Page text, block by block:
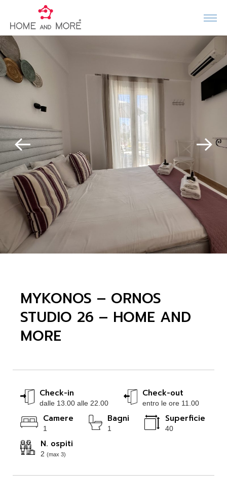
MYKONOS – ORNOS
STUDIO 26 – HOME AND
MORE
Check-in
dalle 13.00 alle 22.00
Check-out
entro le ore 11.00
Camere
1
Bagni
1
Superficie
40
N. ospiti
2(max 3)